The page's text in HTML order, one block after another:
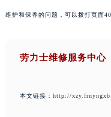
维护和保养的问题，可以拨打页面
劳力士维修服务中心
本文链接： http://